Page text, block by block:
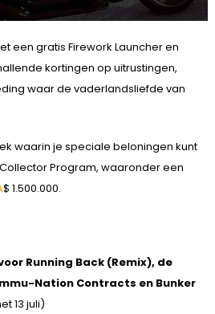
een gratis Firework Launcher en
kortingen op uitrustingen,
waar de vaderlandsliefde van
waarin je speciale beloningen kunt
Program, waaronder een
$ 1.500.000.
Running Back (Remix), de
Nation Contracts en Bunker
13 juli)